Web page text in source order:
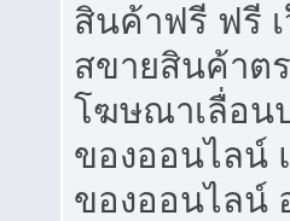
สินค้าฟรี ฟรี
สขายสินค้าต
โฆษณาเลื่อน
ของออนไลน์
ของออนไลน์